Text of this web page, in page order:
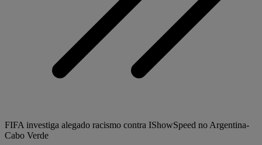
FIFA investiga alegado racismo contra IShowSpeed no Argentina-
Cabo Verde